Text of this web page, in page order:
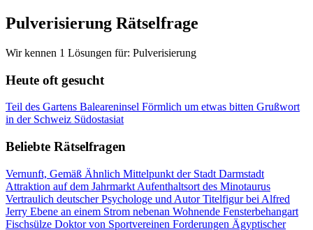
Pulverisierung Rätselfrage
Wir kennen 1 Lösungen für: Pulverisierung
Heute oft gesucht
Teil des Gartens Baleareninsel Förmlich um etwas bitten Grußwort
in der Schweiz Südostasiat
Beliebte Rätselfragen
Vernunft, Gemäß Ähnlich Mittelpunkt der Stadt Darmstadt
Attraktion auf dem Jahrmarkt Aufenthaltsort des Minotaurus
Vertraulich deutscher Psychologe und AutorTitelfigur bei Alfred
Jerry Ebene an einem Strom nebenan Wohnende Fensterbehangart
Fischsülze Doktor von Sportvereinen Forderungen Ägyptischer